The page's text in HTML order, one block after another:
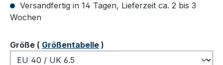
Versandfertig in 14 Tagen, Lieferzeit ca. 2 bis 3
Wochen
Größeauswählen
( Größentabelle )